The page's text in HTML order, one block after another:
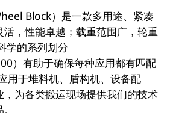
Block）是一款多用途、紧凑
，性能卓越；载重范围广，轮重
学的系列划分
）有助于确保每种应用都有匹配
用于堆料机、盾构机、设备配
为各类搬运现场提供我们的技术